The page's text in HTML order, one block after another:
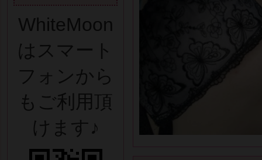
WhiteMoon
はスマート
フォンから
もご利用頂
けます♪